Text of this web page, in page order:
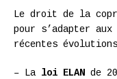
Le droit de la
pour s’adapter
récentes
– La loi ELAN
de